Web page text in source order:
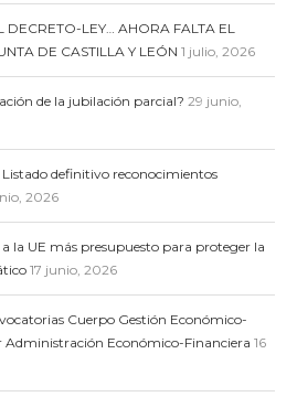
DECRETO-LEY… AHORA FALTA EL
DE CASTILLA Y LEÓN 1 julio, 2026
de la jubilación parcial? 29 junio,
definitivo reconocimientos
2026
la UE más presupuesto para proteger la
17 junio, 2026
Cuerpo Gestión Económico-
Administración Económico-Financiera 16